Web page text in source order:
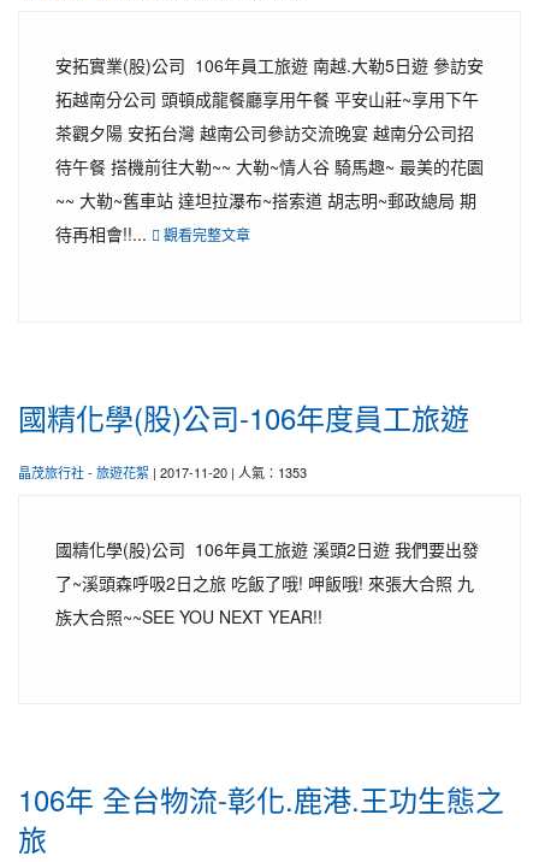
安拓實業(股)公司 106年員工旅遊 南越.大勒5日遊 參訪安
拓越南分公司 頭頓成龍餐廳享用午餐 平安山莊~享用下午
茶觀夕陽 安拓台灣 越南公司參訪交流晚宴 越南分公司招
待午餐 搭機前往大勒~~ 大勒~情人谷 騎馬趣~ 最美的花園
~~ 大勒~舊車站 達坦拉瀑布~搭索道 胡志明~郵政總局 期
待再相會!!...
觀看完整文章
國精化學(股)公司-106年度員工旅遊
晶茂旅行社- 旅遊花絮 | 2017-11-20 | 人氣：1353
國精化學(股)公司 106年員工旅遊 溪頭2日遊 我們要出發
了~溪頭森呼吸2日之旅 吃飯了哦! 呷飯哦! 來張大合照 九
族大合照~~SEE YOU NEXT YEAR!!
106年 全台物流-彰化.鹿港.王功生態之
旅